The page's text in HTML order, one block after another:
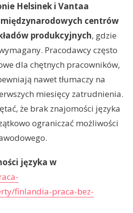
Helsinek i Vantaa
centrów
produkcyjnych, gdzie
Pracodawcy często
dla chętnych pracowników,
nawet tłumaczy na
miesięcy zatrudnienia.
że brak znajomości języka
ograniczać możliwości
języka w
finlandia-praca-bez-